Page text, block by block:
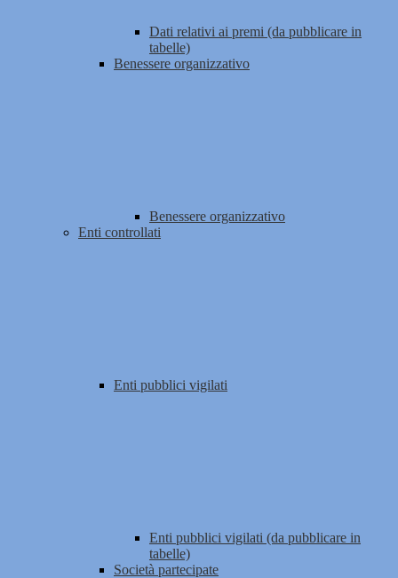
Dati relativi ai premi (da pubblicare in
tabelle)
Benessere organizzativo
Benessere organizzativo
Enti controllati
Enti pubblici vigilati
Enti pubblici vigilati (da pubblicare in
tabelle)
Società partecipate